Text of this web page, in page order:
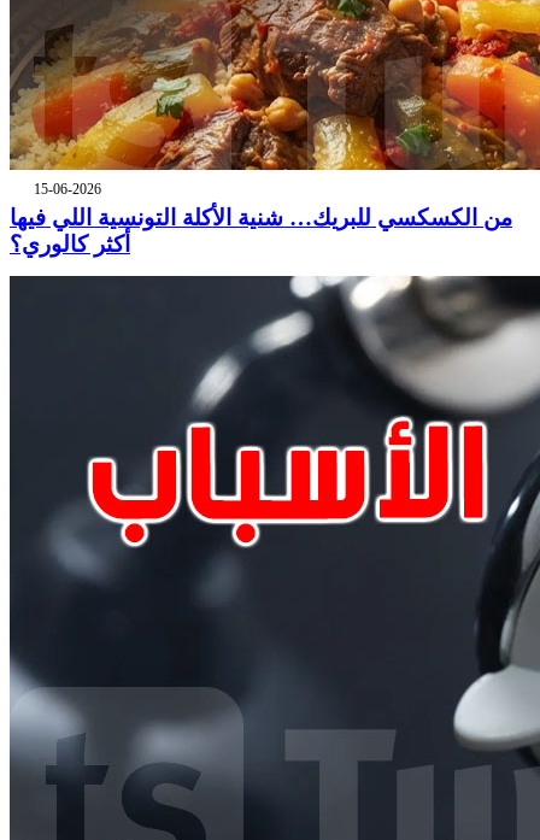
15-06-2026
من الكسكسي للبريك… شنية الأكلة التونسية اللي فيها
أكثر كالوري؟